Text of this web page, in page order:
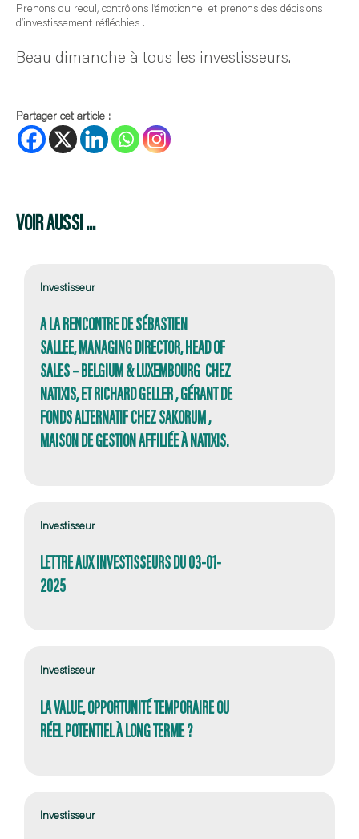
Prenons du recul, contrôlons l’émotionnel et prenons des décisions
d’investissement réfléchies .
Beau dimanche à tous les investisseurs.
Partager cet article :
VOIR AUSSI ...
Investisseur
A LA RENCONTRE DE SÉBASTIEN
SALLEE, MANAGING DIRECTOR, HEAD OF
SALES – BELGIUM & LUXEMBOURG CHEZ
NATIXIS, ET RICHARD GELLER , GÉRANT DE
FONDS ALTERNATIF CHEZ SAKORUM ,
MAISON DE GESTION AFFILIÉE À NATIXIS.
Investisseur
LETTRE AUX INVESTISSEURS DU 03-01-
2025
Investisseur
LA VALUE, OPPORTUNITÉ TEMPORAIRE OU
RÉEL POTENTIEL À LONG TERME ?
Investisseur